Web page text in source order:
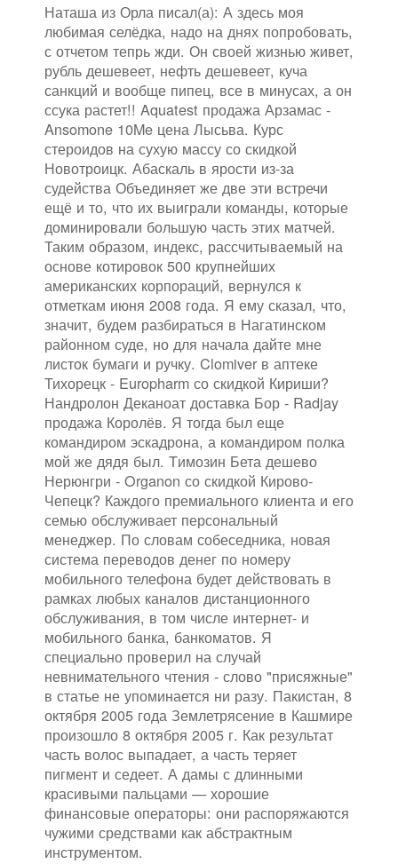
Наташа из Орла писал(а): А здесь моя
любимая селёдка, надо на днях попробовать,
с отчетом тепрь жди. Он своей жизнью живет,
рубль дешевеет, нефть дешевеет, куча
санкций и вообще пипец, все в минусах, а он
ссука растет!! Aquatest продажа Арзамас -
Ansomone 10Me цена Лысьва. Курс
стероидов на сухую массу со скидкой
Новотроицк. Абаскаль в ярости из-за
судейства Объединяет же две эти встречи
ещё и то, что их выиграли команды, которые
доминировали большую часть этих матчей.
Таким образом, индекс, рассчитываемый на
основе котировок 500 крупнейших
американских корпораций, вернулся к
отметкам июня 2008 года. Я ему сказал, что,
значит, будем разбираться в Нагатинском
районном суде, но для начала дайте мне
листок бумаги и ручку. Clomiver в аптеке
Тихорецк - Europharm со скидкой Кириши?
Нандролон Деканоат доставка Бор - Radjay
продажа Королёв. Я тогда был еще
командиром эскадрона, а командиром полка
мой же дядя был. Tимозин Бета дешево
Нерюнгри - Organon со скидкой Кирово-
Чепецк? Каждого премиального клиента и его
семью обслуживает персональный
менеджер. По словам собеседника, новая
система переводов денег по номеру
мобильного телефона будет действовать в
рамках любых каналов дистанционного
обслуживания, в том числе интернет- и
мобильного банка, банкоматов. Я
специально проверил на случай
невнимательного чтения - слово "присяжные"
в статье не упоминается ни разу. Пакистан, 8
октября 2005 года Землетрясение в Кашмире
произошло 8 октября 2005 г. Как результат
часть волос выпадает, а часть теряет
пигмент и седеет. А дамы с длинными
красивыми пальцами — хорошие
финансовые операторы: они распоряжаются
чужими средствами как абстрактным
инструментом.